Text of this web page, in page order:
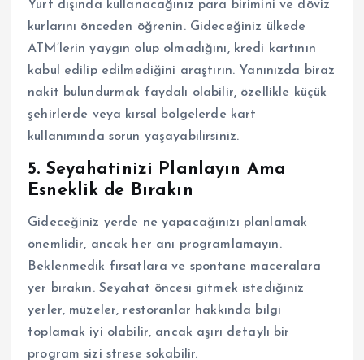
Yurt dışında kullanacağınız para birimini ve döviz
kurlarını önceden öğrenin. Gideceğiniz ülkede
ATM’lerin yaygın olup olmadığını, kredi kartının
kabul edilip edilmediğini araştırın. Yanınızda biraz
nakit bulundurmak faydalı olabilir, özellikle küçük
şehirlerde veya kırsal bölgelerde kart
kullanımında sorun yaşayabilirsiniz.
5. Seyahatinizi Planlayın Ama
Esneklik de Bırakın
Gideceğiniz yerde ne yapacağınızı planlamak
önemlidir, ancak her anı programlamayın.
Beklenmedik fırsatlara ve spontane maceralara
yer bırakın. Seyahat öncesi gitmek istediğiniz
yerler, müzeler, restoranlar hakkında bilgi
toplamak iyi olabilir, ancak aşırı detaylı bir
program sizi strese sokabilir.